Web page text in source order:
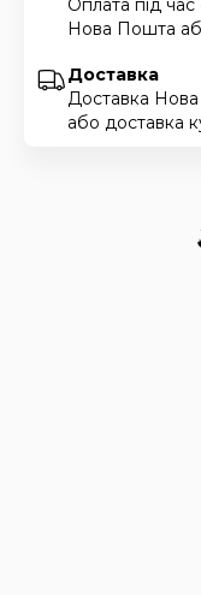
Оплата під час
Нова Пошта
Доставка
Доставка
або доставка